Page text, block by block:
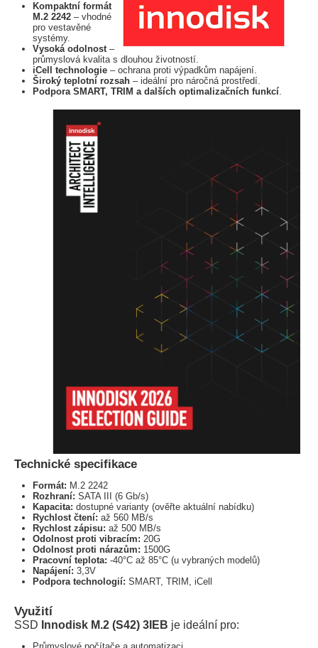
Kompaktní formát
M.2 2242 – vhodné
pro vestavěné
systémy.
Vysoká odolnost–
průmyslová kvalita s dlouhou životností.
iCell technologie – ochrana proti výpadkům napájení.
Široký teplotní rozsah – ideální pro náročná prostředí.
Podpora SMART, TRIM a dalších optimalizačních funkcí.
Technické specifikace
Formát: M.2 2242
Rozhraní: SATA III (6 Gb/s)
Kapacita: dostupné varianty (ověřte aktuální nabídku)
Rychlost čtení: až 560 MB/s
Rychlost zápisu: až 500 MB/s
Odolnost proti vibracím: 20G
Odolnost proti nárazům: 1500G
Pracovní teplota: -40°C až 85°C (u vybraných modelů)
Napájení: 3,3V
Podpora technologií: SMART, TRIM, iCell
Využití
SSD Innodisk M.2 (S42) 3IEB je ideální pro: